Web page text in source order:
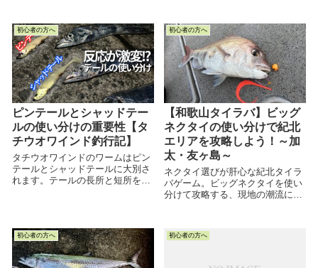
初心者の方へ
ピンテールとシャッドテー
ルの使い分けの重要性【タ
チウオワインド釣行記】
タチウオワインドのワームはピン
テールとシャッドテールに大別さ
れます。テールの長所と短所を理
ると幸いです。
初心者の方へ
【和歌山タイラバ】ビッグ
ネクタイの使い分けで紀北
エリアを攻略しよう！～加
太・友ヶ島～
ネクタイ選びが肝心な紀北タイラ
バゲーム。ビッグネクタイを使い
分けて攻略する、現地の潮流に合
初心者の方へ 初心者の方へ